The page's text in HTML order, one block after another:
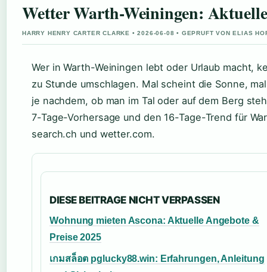
Wetter Warth-Weiningen:
HARRY HENRY CARTER CLARKE • 2026-06-08 • GEPRUFT VON ELIAS
Wer in Warth-Weiningen lebt oder Urlaub macht,
zu Stunde umschlagen. Mal scheint die Sonne,
je nachdem, ob man im Tal oder auf dem Berg
7-Tage-Vorhersage und den 16-Tage-Trend für
search.ch und wetter.com.
DIESE BEITRAGE NICHT VERPASSEN
Wohnung mieten Ascona: Aktuelle Angebote &
Preise 2025
เกมสล็อต pglucky88.win: Erfahrungen, Anleitung